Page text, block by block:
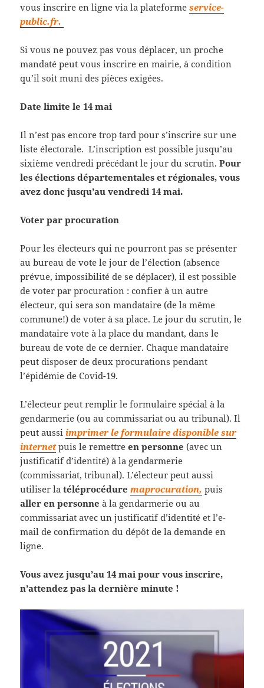
vous inscrire en ligne via la plateformeservice-
public.fr.
Si vous ne pouvez pas vous déplacer, un proche
mandaté peut vous inscrire en mairie, à condition
qu’il soit muni des pièces exigées.
Date limite le 14 mai
Il n’est pas encore trop tard pour s’inscrire sur une
liste électorale. L’inscription est possible jusqu’au
sixième vendredi précédant le jour du scrutin.Pour
les élections départementales et régionales, vous
avez donc jusqu’au vendredi 14 mai.
Voter par procuration
Pour les électeurs qui ne pourront pas se présenter
au bureau de vote le jour de l’élection (absence
prévue, impossibilité de se déplacer), il est possible
de voter par procuration : confier à un autre
électeur, qui sera son mandataire (de la même
commune!) de voter à sa place. Le jour du scrutin, le
mandataire vote à la place du mandant, dans le
bureau de vote de ce dernier. Chaque mandataire
peut disposer de deux procurations pendant
l’épidémie de Covid-19.
L’électeur peut remplir le formulaire spécial à la
gendarmerie (ou au commissariat ou au tribunal). Il
peut aussi imprimer le formulaire disponible sur
internetpuis le remettreen personne(avec un
justificatif d’identité) à la gendarmerie
(commissariat, tribunal). L’électeur peut aussi
utiliser latéléprocédure maprocuration, puis
aller en personne à la gendarmerie ou au
commissariat avec un justificatif d’identité et l’e-
mail de confirmation du dépôt de la demande en
ligne.
Vous avez jusqu’au 14 mai pour vous inscrire,
n’attendez pas la dernière minute !